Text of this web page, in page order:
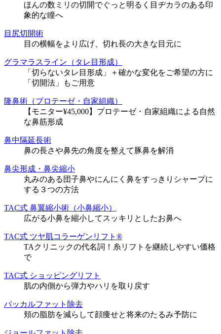
ほんの数ミリの切開でぐっと明るく目ヂカラのある印
象的な瞳へ
目尻切開術
目の横幅をより広げ、切れ長の大きな目元に
グラマラスライン（タレ目形成）
「切らないタレ目形成」＋確かな変化をご希望の方に
「切開法」もご用意
隆鼻術（プロテーゼ・自家組織）
【モニター¥45,000】プロテーゼ・自家組織による自然
な鼻筋形成
鼻中隔延長術
鼻の長さや鼻先の角度を整えて豚鼻を解消
鼻尖形成・鼻尖縮小
丸みのある団子鼻やにんにく鼻をすっきりシャープに
する３つの方法
TAC式 鼻翼縮小術（小鼻縮小）
広がる小鼻を縮小してスッキリとしたお鼻へ
TAC式 ツヤ肌コラーゲンリフト®
TAクリニックの代名詞！糸リフトを継続しやすい価格
で
TAC式 ショッピングリフト
肌の内側から弾力やハリを取り戻す
バッカルファット除去
頬の脂肪を減らして顔痩せと将来のたるみ予防に